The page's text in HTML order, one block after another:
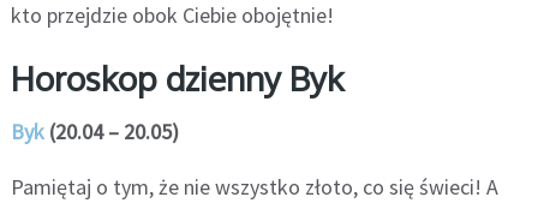
kto przejdzie obok Ciebie obojętnie!
Horoskop dzienny Byk
Byk(20.04 – 20.05)
Pamiętaj o tym, że nie wszystko złoto, co się świeci! A